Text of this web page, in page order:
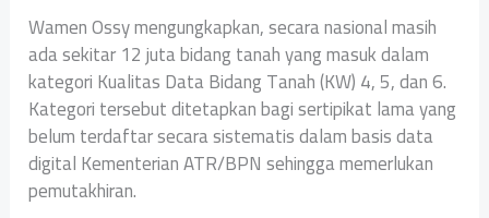
Wamen Ossy mengungkapkan, secara nasional masih
ada sekitar 12 juta bidang tanah yang masuk dalam
kategori Kualitas Data Bidang Tanah (KW) 4, 5, dan 6.
Kategori tersebut ditetapkan bagi sertipikat lama yang
belum terdaftar secara sistematis dalam basis data
digital Kementerian ATR/BPN sehingga memerlukan
pemutakhiran.